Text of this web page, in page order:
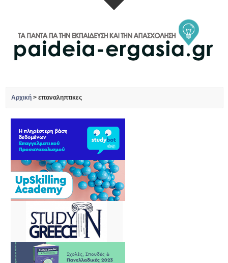
Αρχική >επαναληπτικες